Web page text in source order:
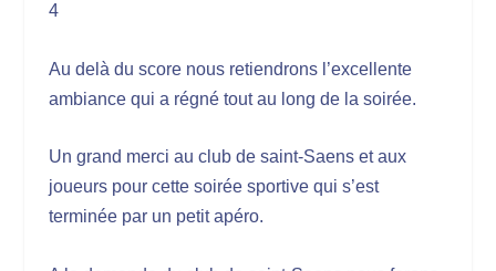
4
Au delà du score nous retiendrons l’excellente
ambiance qui a régné tout au long de la soirée.
Un grand merci au club de saint-Saens et aux
joueurs pour cette soirée sportive qui s’est
terminée par un petit apéro.